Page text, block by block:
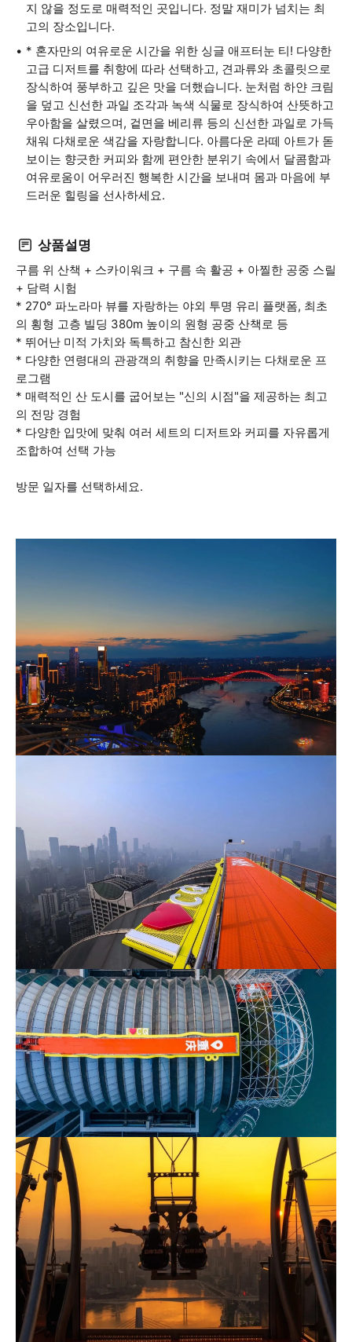
지 않을 정도로 매력적인 곳입니다. 정말 재미가 넘치는 최
고의 장소입니다.
* 혼자만의 여유로운 시간을 위한 싱글 애프터눈 티! 다양한
고급 디저트를 취향에 따라 선택하고, 견과류와 초콜릿으로
장식하여 풍부하고 깊은 맛을 더했습니다. 눈처럼 하얀 크림
을 덮고 신선한 과일 조각과 녹색 식물로 장식하여 산뜻하고
우아함을 살렸으며, 겉면을 베리류 등의 신선한 과일로 가득
채워 다채로운 색감을 자랑합니다. 아름다운 라떼 아트가 돋
보이는 향긋한 커피와 함께 편안한 분위기 속에서 달콤함과
여유로움이 어우러진 행복한 시간을 보내며 몸과 마음에 부
드러운 힐링을 선사하세요.
상품설명
구름 위 산책 + 스카이워크 + 구름 속 활공 + 아찔한 공중 스릴
+ 담력 시험
* 270° 파노라마 뷰를 자랑하는 야외 투명 유리 플랫폼, 최초
의 횡형 고층 빌딩 380m 높이의 원형 공중 산책로 등
* 뛰어난 미적 가치와 독특하고 참신한 외관
* 다양한 연령대의 관광객의 취향을 만족시키는 다채로운 프
로그램
* 매력적인 산 도시를 굽어보는 "신의 시점"을 제공하는 최고
의 전망 경험
* 다양한 입맛에 맞춰 여러 세트의 디저트와 커피를 자유롭게
조합하여 선택 가능
방문 일자를 선택하세요.